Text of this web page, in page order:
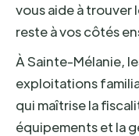
vous aide à
reste à vos côtés
À Sainte-Mélanie,
exploitations
qui maîtrise la
équipements et la